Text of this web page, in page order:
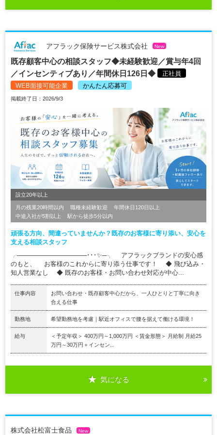
アフラック保険サービス株式会社 New
既存顧客中心の相談スタッフ◆未経験歓迎／賞与年4回
／インセンティブあり／年間休日126日◆
正社員
WEB面接可能企業
かんたん応募可
掲載終了日：2026/9/3
設立20年以上
月の残業20時間以内 職種未経験歓迎
年間休日120日以上
中途入社が5割以上
駅から徒歩5分以内
頑張る方向、間違っていませんか？既存のお客様に寄り添い、安心を
支える相談スタッフ
╭────────────────･･･✨─╮ アフラックブランドの安心感
のもと、 お客様のこれからに寄り添う仕事です！ ◆ 飛び込み・
知人営業なし ◆ 既存のお客様・お問い合わせ対応が中心...
仕事内容
お問い合わせ・既存顧客中心だから、一人ひとりと丁寧に向き
合える仕事
勤務地 希望勤務地を考慮｜駅近オフィスで腰を据えて働ける環境！
給与
＜予定年収＞ 400万円～1,000万円 ＜賃金形態＞ 月給制 月給25
万円～30万円＋インセン...
気になる
株式会社松富士食品 New